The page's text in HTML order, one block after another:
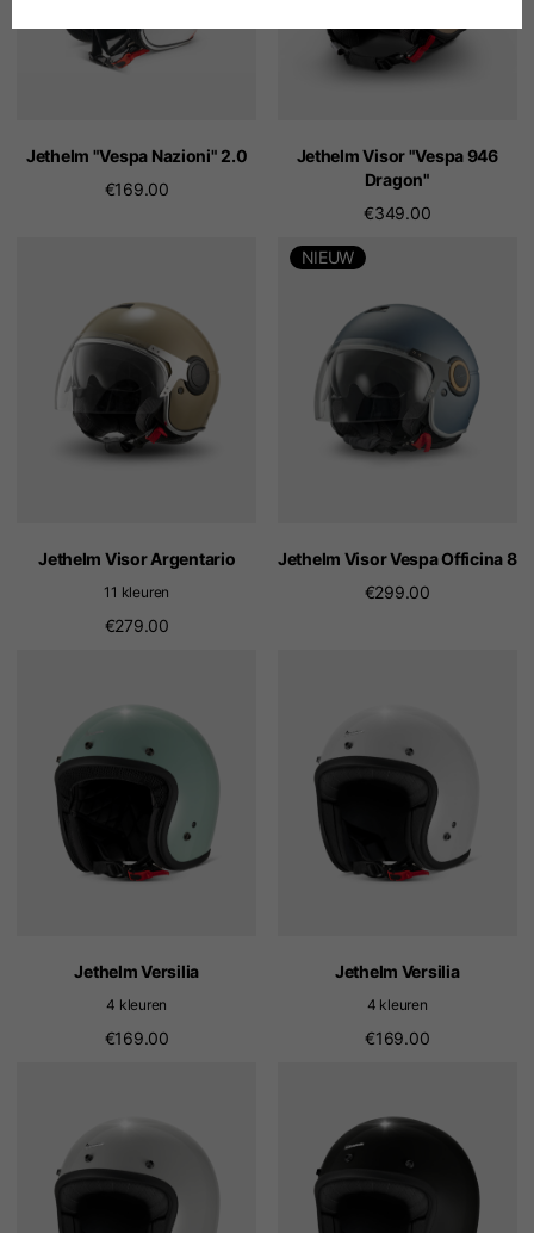
Jethelm "Vespa Nazioni" 2.0
€169.00
Jethelm Visor "Vespa 946
Dragon"
€349.00
Jethelm Visor Argentario
11 kleuren
€279.00
NIEUW
Jethelm Visor Vespa Officina 8
€299.00
Jethelm Versilia
4 kleuren
€169.00
Jethelm Versilia
4 kleuren
€169.00
Nederlands